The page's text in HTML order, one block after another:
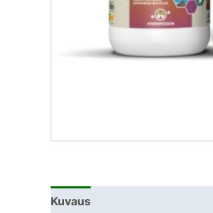
Kuvaus